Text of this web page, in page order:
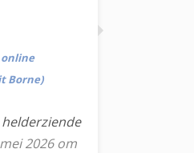
online
Borne)
2026 om